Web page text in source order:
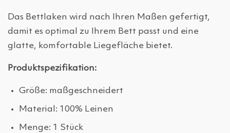
Das Bettlaken wird nach Ihren Maßen gefertigt,
damit es optimal zu Ihrem Bett passt und eine
glatte, komfortable Liegefläche bietet.
Produktspezifikation:
Größe: maßgeschneidert
Material: 100% Leinen
Menge: 1 Stück